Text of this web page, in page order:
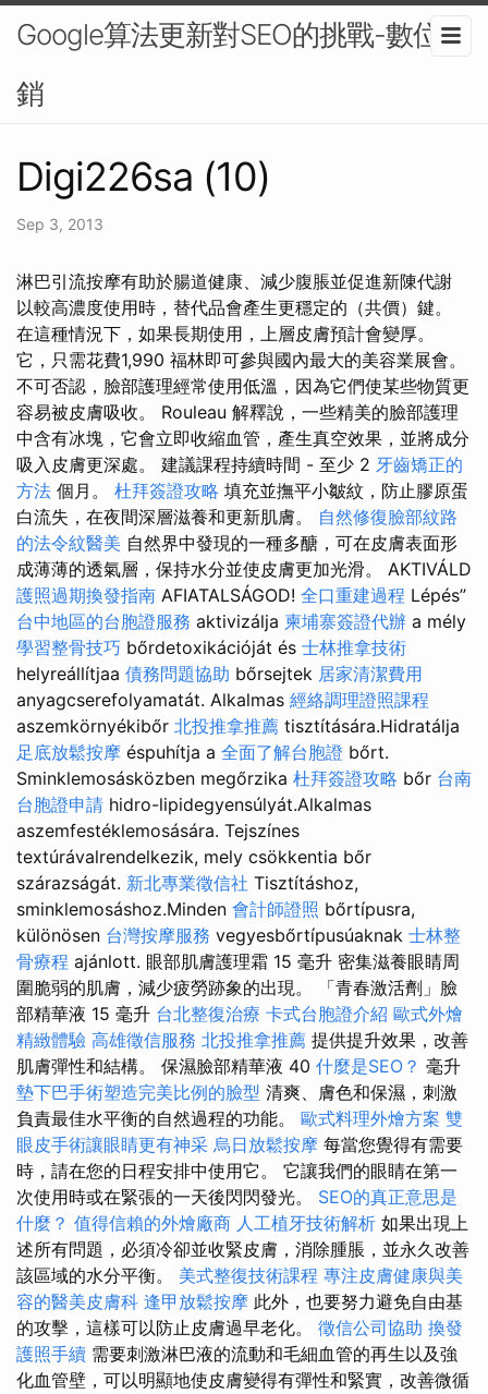
Google算法更新對SEO的挑戰-數位行
銷
Digi226sa (10)
Sep 3, 2013
淋巴引流按摩有助於腸道健康、減少腹脹並促進新陳代謝
以較高濃度使用時，替代品會產生更穩定的（共價）鍵。
在這種情況下，如果長期使用，上層皮膚預計會變厚。
它，只需花費1,990 福林即可參與國內最大的美容業展會。
不可否認，臉部護理經常使用低溫，因為它們使某些物質更
容易被皮膚吸收。 Rouleau 解釋說，一些精美的臉部護理
中含有冰塊，它會立即收縮血管，產生真空效果，並將成分
吸入皮膚更深處。 建議課程持續時間 - 至少 2 牙齒矯正的
方法 個月。 杜拜簽證攻略 填充並撫平小皺紋，防止膠原蛋
白流失，在夜間深層滋養和更新肌膚。 自然修復臉部紋路
的法令紋醫美 自然界中發現的一種多醣，可在皮膚表面形
成薄薄的透氣層，保持水分並使皮膚更加光滑。 AKTIVÁLD
護照過期換發指南 AFIATALSÁGOD! 全口重建過程 Lépés”
台中地區的台胞證服務 aktivizálja 柬埔寨簽證代辦 a mély
學習整骨技巧 bőrdetoxikációját és 士林推拿技術
helyreállítjaa 債務問題協助 bőrsejtek 居家清潔費用
anyagcserefolyamatát. Alkalmas 經絡調理證照課程
aszemkörnyékibőr 北投推拿推薦 tisztítására.Hidratálja
足底放鬆按摩 éspuhítja a 全面了解台胞證 bőrt.
Sminklemosásközben megőrzika 杜拜簽證攻略 bőr 台南
台胞證申請 hidro-lipidegyensúlyát.Alkalmas
aszemfestéklemosására. Tejszínes
textúrávalrendelkezik, mely csökkentia bőr
szárazságát. 新北專業徵信社 Tisztításhoz,
sminklemosáshoz.Minden 會計師證照 bőrtípusra,
különösen 台灣按摩服務 vegyesbőrtípusúaknak 士林整
骨療程 ajánlott. 眼部肌膚護理霜 15 毫升 密集滋養眼睛周
圍脆弱的肌膚，減少疲勞跡象的出現。 「青春激活劑」臉
部精華液 15 毫升 台北整復治療 卡式台胞證介紹 歐式外燴
精緻體驗 高雄徵信服務 北投推拿推薦 提供提升效果，改善
肌膚彈性和結構。 保濕臉部精華液 40 什麼是SEO？ 毫升
墊下巴手術塑造完美比例的臉型 清爽、膚色和保濕，刺激
負責最佳水平衡的自然過程的功能。 歐式料理外燴方案 雙
眼皮手術讓眼睛更有神采 烏日放鬆按摩 每當您覺得有需要
時，請在您的日程安排中使用它。 它讓我們的眼睛在第一
次使用時或在緊張的一天後閃閃發光。 SEO的真正意思是
什麼？ 值得信賴的外燴廠商 人工植牙技術解析 如果出現上
述所有問題，必須冷卻並收緊皮膚，消除腫脹，並永久改善
該區域的水分平衡。 美式整復技術課程 專注皮膚健康與美
容的醫美皮膚科 逢甲放鬆按摩 此外，也要努力避免自由基
的攻擊，這樣可以防止皮膚過早老化。 徵信公司協助 換發
護照手續 需要刺激淋巴液的流動和毛細血管的再生以及強
化血管壁，可以明顯地使皮膚變得有彈性和緊實，改善微循